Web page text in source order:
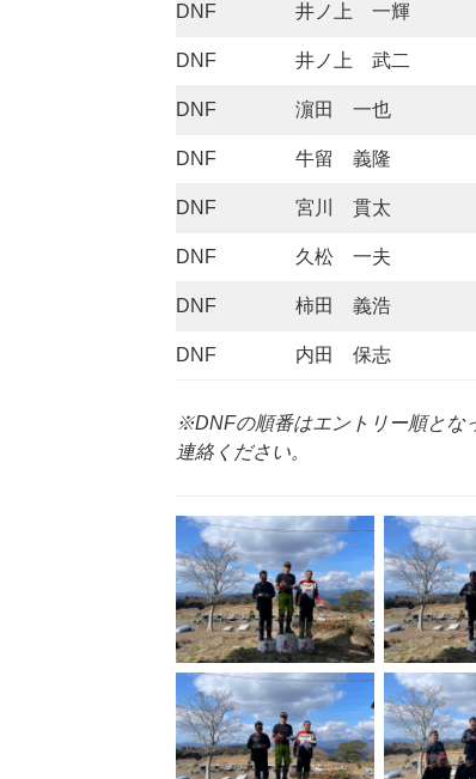
DNF 井ノ上 一輝
DNF 井ノ上 武二
DNF 濵田 一也
DNF 牛留 義隆
DNF 宮川 貫太
DNF 久松 一夫
DNF 柿田 義浩
DNF 内田 保志
※DNFの順番はエントリー順とな
連絡ください。